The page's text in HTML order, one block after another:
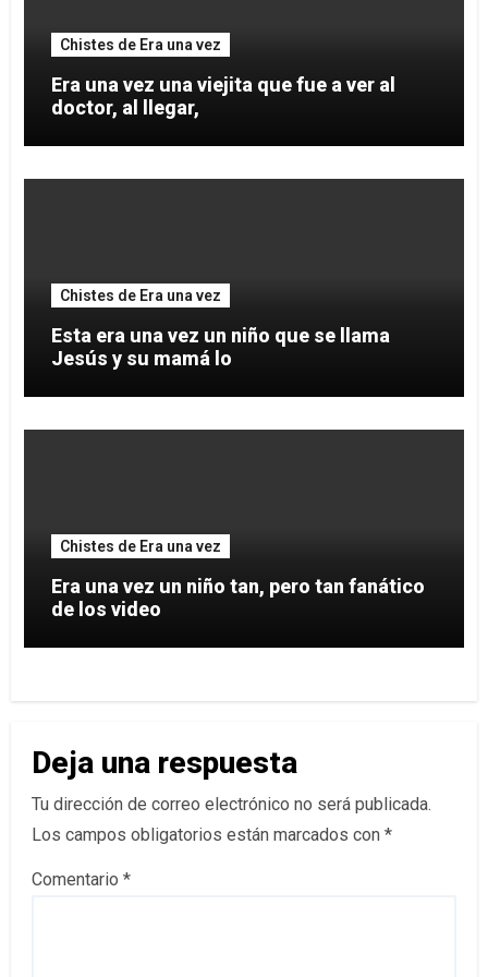
Chistes de Era una vez
Era una vez una viejita que fue a ver al
doctor, al llegar,
Chistes de Era una vez
Esta era una vez un niño que se llama
Jesús y su mamá lo
Chistes de Era una vez
Era una vez un niño tan, pero tan fanático
de los video
Deja una respuesta
Tu dirección de correo electrónico no será publicada.
Los campos obligatorios están marcados con *
Comentario *